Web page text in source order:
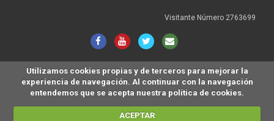
Visitante Número 2763699
Utilizamos cookies propias y de terceros para mejorar la
experiencia de navegación. Al continuar con la navegación
entendemos que se acepta nuestra política de cookies.
ACEPTAR